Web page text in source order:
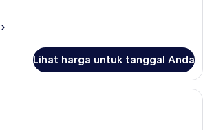
Lihat harga untuk tanggal Anda
Seprai premium, brankas, meja